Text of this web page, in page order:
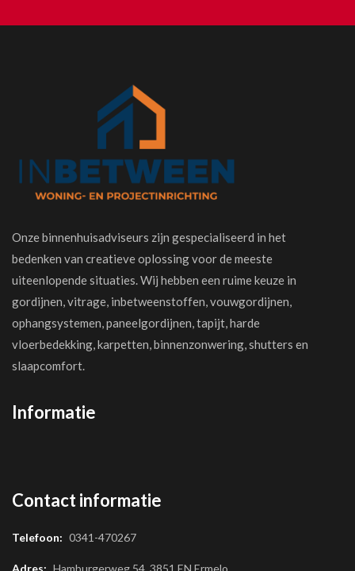
Onze binnenhuisadviseurs zijn gespecialiseerd in het
bedenken van creatieve oplossing voor de meeste
uiteenlopende situaties. Wij hebben een ruime keuze in
gordijnen, vitrage, inbetweenstoffen, vouwgordijnen,
ophangsystemen, paneelgordijnen, tapijt, harde
vloerbedekking, karpetten, binnenzonwering, shutters en
slaapcomfort.
Informatie
Contact informatie
Telefoon: 0341-470267
Adres: Hamburgerweg 54, 3851 EN Ermelo